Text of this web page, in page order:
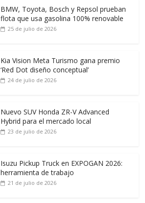
BMW, Toyota, Bosch y Repsol prueban
flota que usa gasolina 100% renovable
25 de julio de 2026
Kia Vision Meta Turismo gana premio
‘Red Dot diseño conceptual’
24 de julio de 2026
Nuevo SUV Honda ZR-V Advanced
Hybrid para el mercado local
23 de julio de 2026
Isuzu Pickup Truck en EXPOGAN 2026:
herramienta de trabajo
21 de julio de 2026